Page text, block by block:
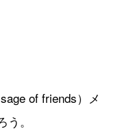
of friends）メ
。